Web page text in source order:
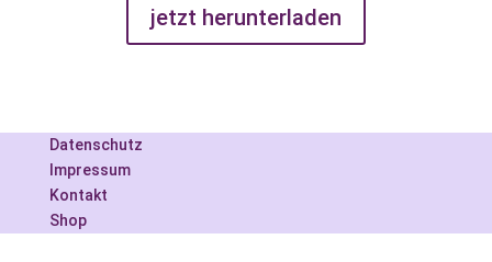
jetzt herunterladen
Datenschutz
Impressum
Kontakt
Shop